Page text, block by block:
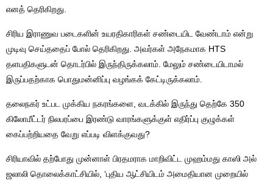
எனத் தெரிகிறது.
சிரிய இராணுவ படைகளின் உயரதிகாரிகள் சண்டையிட வேண்டாம் என்று
முடிவு செய்ததைப் போல் தெரிகிறது. அவர்கள் அநேகமாக HTS
தளபதிகளுடன் தொடர்பில் இருந்திருக்கலாம். மேலும் சண்டையிடாமல்
இருப்பதற்காக பொதுமன்னிப்பு வழங்கக் கேட்டிருக்கலாம்.
தலைநகர் உட்பட முக்கிய நகரங்களை, வடக்கில் இருந்து தெற்கே 350
கிலோமீட்டர் நிலபரப்பை இரண்டு வாரங்களுக்குள் எதிர்ப்பு குழுக்கள்
கைப்பற்றியதை வேறு எப்படி விளக்குவது?
சிரியாவில் தற்போது முன்னாள் பிரதமராக மாறிவிட்ட முஹம்மது காஸி அல்
ஜலாலி தொலைக்காட்சியில், ‘புதிய ஆட்சியிடம் அமைதியான முறையில்